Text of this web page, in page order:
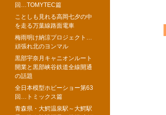
回…TOMYTEC篇
ことしも見れる高岡七夕の中
を走る万葉線路面電車
梅雨明け納涼プロジェクト…
頑張れ北のヨンマル
黒部宇奈月キャニオンルート
開業と黒部峡谷鉄道全線開通
の話題
全日本模型ホビーショー第63
回…トミックス篇
青森県・大鰐温泉駅～大鰐駅